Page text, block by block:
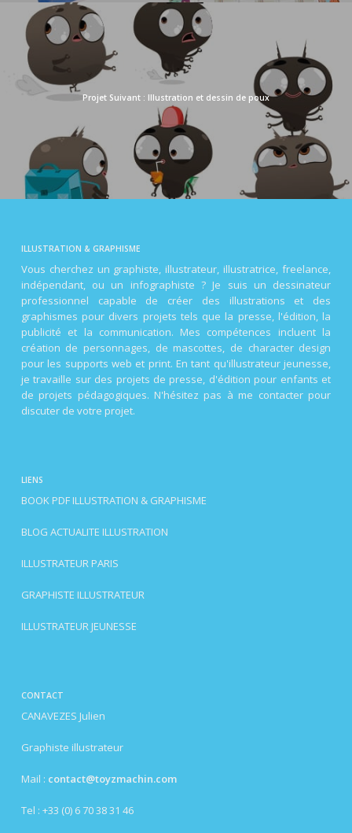
Illustration et dessin de poux
ILLUSTRATION & GRAPHISME
Vous cherchez un graphiste, illustrateur, illustratrice, freelance,
indépendant, ou un infographiste ? Je suis un dessinateur
professionnel capable de créer des illustrations et des
graphismes pour divers projets tels que la presse, l'édition, la
publicité et la communication. Mes compétences incluent la
création de personnages, de mascottes, de character design
pour les supports web et print. En tant qu'illustrateur jeunesse,
je travaille sur des projets de presse, d'édition pour enfants et
de projets pédagogiques. N'hésitez pas à me contacter pour
discuter de votre projet.
LIENS
BOOK PDF ILLUSTRATION & GRAPHISME
BLOG ACTUALITE ILLUSTRATION
ILLUSTRATEUR PARIS
GRAPHISTE ILLUSTRATEUR
ILLUSTRATEUR JEUNESSE
CONTACT
CANAVEZES Julien
Graphiste illustrateur
Mail : contact@toyzmachin.com
Tel : +33 (0) 6 70 38 31 46